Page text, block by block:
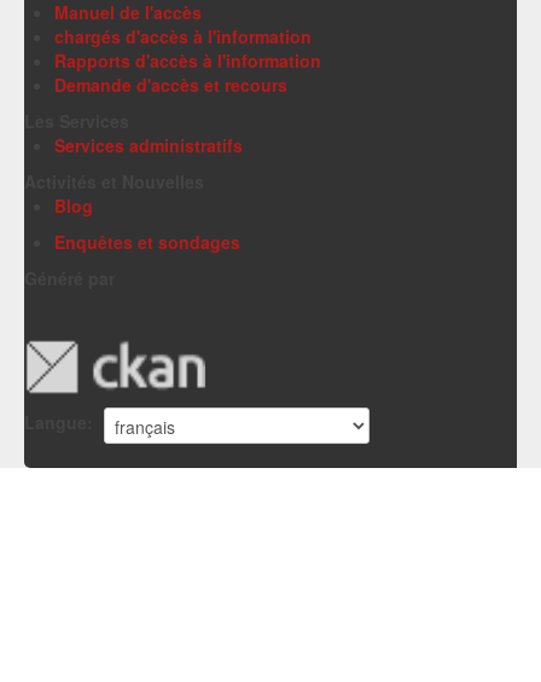
Manuel de l'accès
chargés d'accès à l'information
Rapports d'accès à l'information
Demande d'accès et recours
Services administratifs
Blog
Enquêtes et sondages